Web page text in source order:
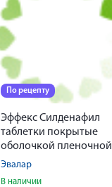
По рецепту
Эффекс Силденафил
таблетки покрытые
оболочкой пленочной
100мг № 30
Эвалар
В наличии